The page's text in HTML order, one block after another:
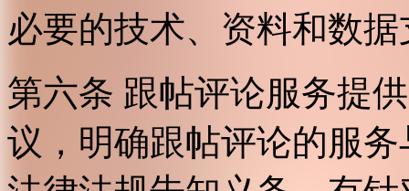
必要的技术、资料和数
第六条 跟帖评论服务提
议，明确跟帖评论的服